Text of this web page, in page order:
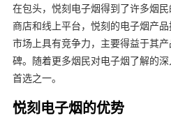
在包头，悦刻电子烟得到了许多烟
商店和线上平台，悦刻的电子烟产
市场上具有竞争力，主要得益于其
碑。随着更多烟民对电子烟了解的
首选之一。
悦刻电子烟的优势